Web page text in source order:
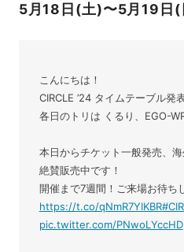
5月18日(土)〜5月19日(
こんにちは！
CIRCLE ’24 タイムテーブル発
各日のトリは くるり、EGO-
本日からチケット一般発売、
絶賛販売中です！
開催まで7週間！ご来場お待ち
https://t.co/qNmR7YIKBR
pic.twitter.com/PNwoLYccHD